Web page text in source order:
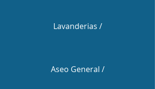
Lavanderias /
Aseo General /